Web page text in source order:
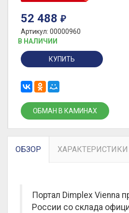
52 488 ₽
Артикул: 00000960
В НАЛИЧИИ
КУПИТЬ
ОБМАН В КАМИНАХ
ОБЗОР ХАРАКТЕРИСТИКИ
Портал Dimplex Vienna
России со склада